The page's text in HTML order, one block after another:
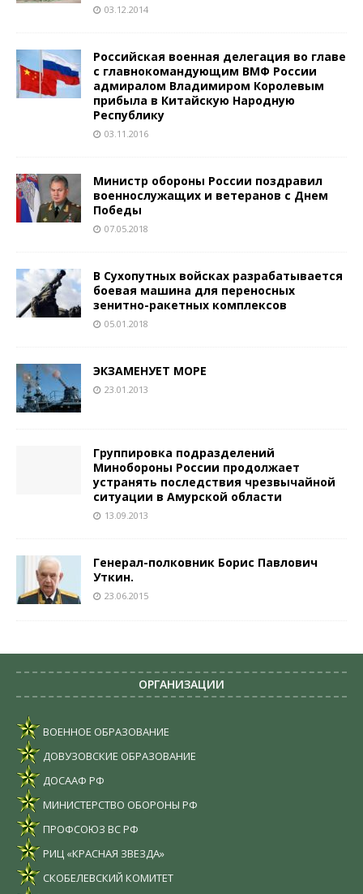
03.12.2014
Российская военная делегация во главе
с главнокомандующим ВМФ России
адмиралом Владимиром Королевым
прибыла в Китайскую Народную
Республику
03.11.2016
Министр обороны России поздравил
военнослужащих и ветеранов с Днем
Победы
07.05.2018
В Сухопутных войсках разрабатывается
боевая машина для переносных
зенитно-ракетных комплексов
05.01.2018
ЭКЗАМЕНУЕТ МОРЕ
23.01.2013
Группировка подразделений
Минобороны России продолжает
устранять последствия чрезвычайной
ситуации в Амурской области
13.09.2013
Генерал-полковник Борис Павлович
Уткин.
23.06.2015
ОРГАНИЗАЦИИ
ВОЕННОЕ ОБРАЗОВАНИЕ
ДОВУЗОВСКИЕ ОБРАЗОВАНИЕ
ДОСААФ РФ
МИНИСТЕРСТВО ОБОРОНЫ РФ
ПРОФСОЮЗ ВС РФ
РИЦ «КРАСНАЯ ЗВЕЗДА»
СКОБЕЛЕВСКИЙ КОМИТЕТ